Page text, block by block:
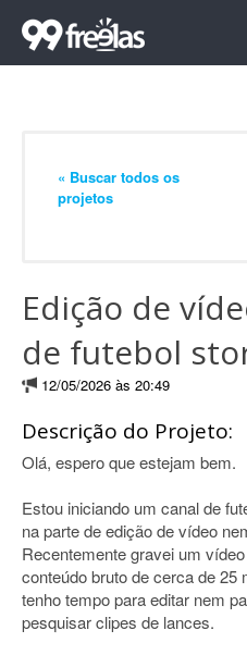
« Buscar todos os
projetos
Edição de
de futebol
12/05/2026 às 20:49
Descrição do Projeto:
Olá, espero que estejam bem.
Estou iniciando um canal de
na parte de edição de vídeo
Recentemente gravei um
conteúdo bruto de cerca de 25
tenho tempo para editar nem
pesquisar clipes de lances.